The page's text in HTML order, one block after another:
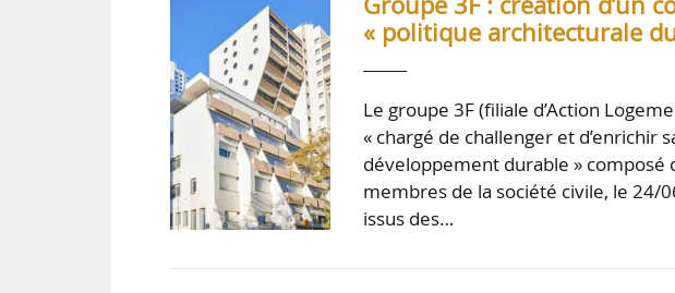
« politique architecturale
Le groupe 3F (filiale d’Action
« chargé de challenger et d’enrichir
développement durable » composé
membres de la société civile, le 24/
issus des…